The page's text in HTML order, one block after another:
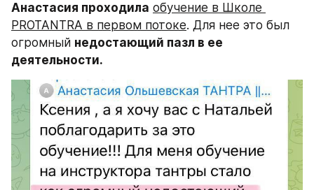
Анастасия проходила обучение в Школе
PROTANTRA в первом потоке. Для нее это был
огромный недостающий пазл в ее
деятельности.